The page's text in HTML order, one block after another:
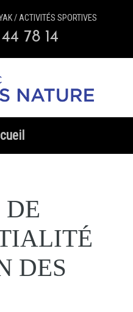
/ ACTIVITÉS SPORTIVES
78 14
DES